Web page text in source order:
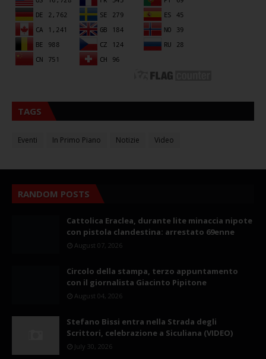
TAGS
Eventi In Primo Piano Notizie Video
RANDOM POSTS
Cattolica Eraclea, durante lite minaccia nipote
con pistola clandestina: arrestato 69enne
August 07, 2026
Circolo della stampa, terzo appuntamento
con il giornalista Giacinto Pipitone
August 04, 2026
Stefano Bissi entra nella Strada degli
Scrittori, celebrazione a Siculiana (VIDEO)
July 30, 2026